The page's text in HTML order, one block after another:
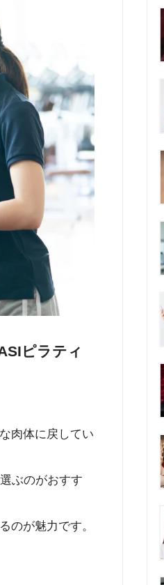
ピラティ
肉体に戻してい
ぶのがおすす
のが魅力です。